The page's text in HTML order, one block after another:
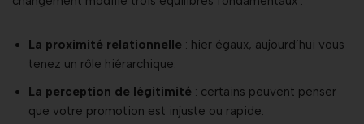
La proximité relationnelle : hier égaux, aujourd’hui vous
tenez un rôle hiérarchique.
La perception de légitimité : certains peuvent penser
que votre promotion est injuste ou rapide.